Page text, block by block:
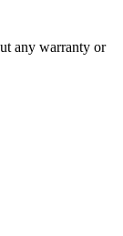
any warranty or